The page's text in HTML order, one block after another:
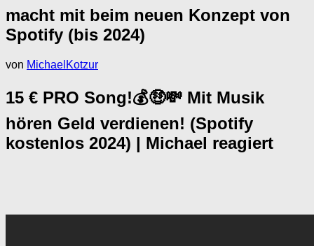
macht mit beim neuen Konzept von
Spotify (bis 2024)
von MichaelKotzur
15 € PRO Song!💰🤑💸 Mit Musik
hören Geld verdienen! (Spotify
kostenlos 2024) | Michael reagiert